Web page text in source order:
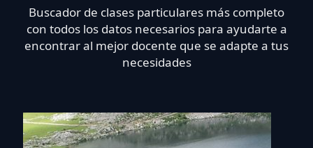
Buscador de clases particulares más completo
con todos los datos necesarios para ayudarte a
encontrar al mejor docente que se adapte a tus
necesidades